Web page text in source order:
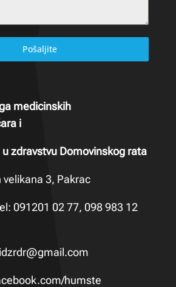
Pošaljite
medicinskih
i
zdravstvu Domovinskog rata
velikana 3, Pakrac
091201 02 77, 098 983 12
humste